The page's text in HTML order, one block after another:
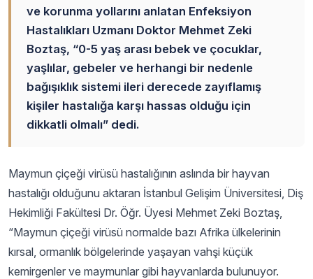
ve korunma yollarını anlatan Enfeksiyon
Hastalıkları Uzmanı Doktor Mehmet Zeki
Boztaş, “0-5 yaş arası bebek ve çocuklar,
yaşlılar, gebeler ve herhangi bir nedenle
bağışıklık sistemi ileri derecede zayıflamış
kişiler hastalığa karşı hassas olduğu için
dikkatli olmalı” dedi.
Maymun çiçeği virüsü hastalığının aslında bir hayvan
hastalığı olduğunu aktaran İstanbul Gelişim Üniversitesi, Diş
Hekimliği Fakültesi Dr. Öğr. Üyesi Mehmet Zeki Boztaş,
“Maymun çiçeği virüsü normalde bazı Afrika ülkelerinin
kırsal, ormanlık bölgelerinde yaşayan vahşi küçük
kemirgenler ve maymunlar gibi hayvanlarda bulunuyor.